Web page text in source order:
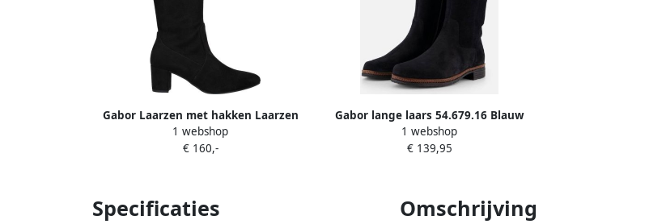
Gabor Laarzen met hakken Laarzen
1 webshop
€ 160,-
Gabor lange laars 54.679.16 Blauw
Schacht
1 webshop
€ 139,95
Specificaties Omschrijving